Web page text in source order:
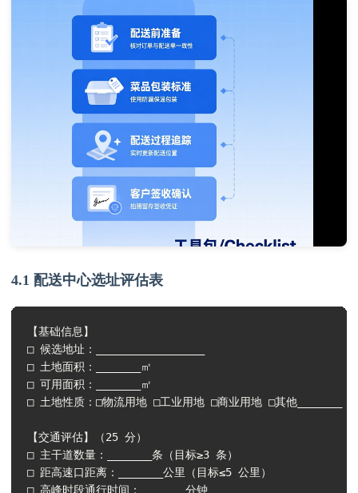
4.1 配送中心选址评估表
【基础信息】
□ 候选地址：_________________
□ 土地面积：_______㎡
□ 可用面积：_______㎡
□ 土地性质：□物流用地 □工业用地 □商业用地 □其他_______
【交通评估】（25 分）
□ 主干道数量：_______条（目标≥3 条）
□ 距高速口距离：_______公里（目标≤5 公里）
□ 高峰时段通行时间：_______分钟